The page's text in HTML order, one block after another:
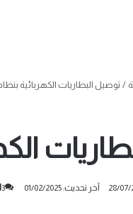
/ توصيل البطاريات الكهربائية بنظام 48
28/07/ آخر تحديث: 01/02/2025 3